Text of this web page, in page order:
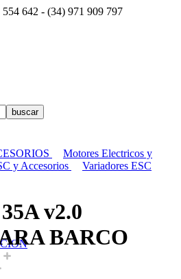
554 642 - (34) 971 909 797
Motores Electricos y
y Accesorios
Variadores ESC
v2.0
BARCO